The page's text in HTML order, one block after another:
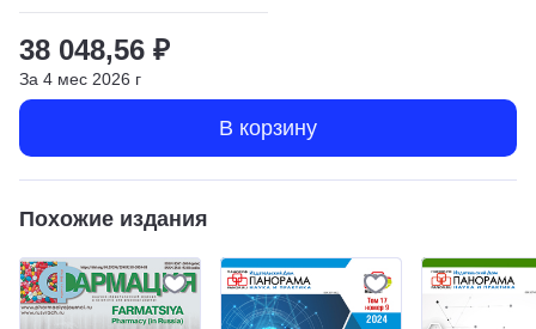
38 048,56 ₽
За 4 мес 2026 г
В корзину
Похожие издания